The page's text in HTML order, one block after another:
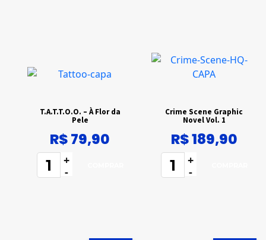
T.A.T.T.O.O. – À Flor da
Pele
R$ 79,90
+
-
Crime Scene Graphic
Novel Vol. 1
R$ 189,90
+
-